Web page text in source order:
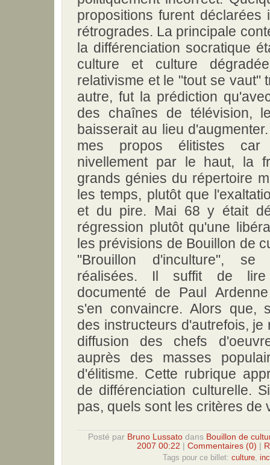
propositions furent déclarées
rétrogrades. La principale
la différenciation socratique
culture et culture
relativisme et le "tout se vaut"
autre, fut la prédiction
des chaînes de télévision,
baisserait au lieu
mes propos élitistes
nivellement par le haut, la
grands génies du répertoire
les temps, plutôt que
et du pire. Mai 68 y était
régression plutôt qu'une
les prévisions de Bouillon de
"Brouillon d'inculture", se
réalisées. Il suffit de lire
documenté de Paul
s'en convaincre. Alors que,
des instructeurs d'autrefois, je
diffusion des chefs
auprès des masses
d'élitisme. Cette rubrique
de différenciation culturelle.
pas, quels sont les critères de
Posté par Bruno Lussato dans Bouillon de
2007 00:22
Commentaires (0)
Tags pour ce billet: culture